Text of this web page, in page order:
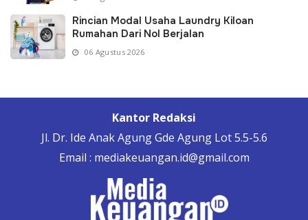
Rincian Modal Usaha Laundry Kiloan
Rumahan Dari Nol Berjalan
06 Agustus 2026
Kantor Redaksi
Jl. Dr. Ide Anak Agung Gde Agung Lot 5.5-5.6
Email : mediakeuangan.id@gmail.com